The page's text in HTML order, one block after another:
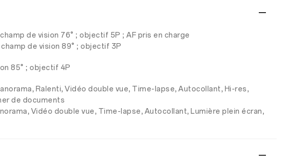
de vision 76° ; objectif 5P ; AF pris en charge
de vision 89° ; objectif 3P
85° ; objectif 4P
Ralenti, Vidéo double vue, Time-lapse, Autocollant, Hi-res,
de documents
Vidéo double vue, Time-lapse, Autocollant, Lumière plein écran,